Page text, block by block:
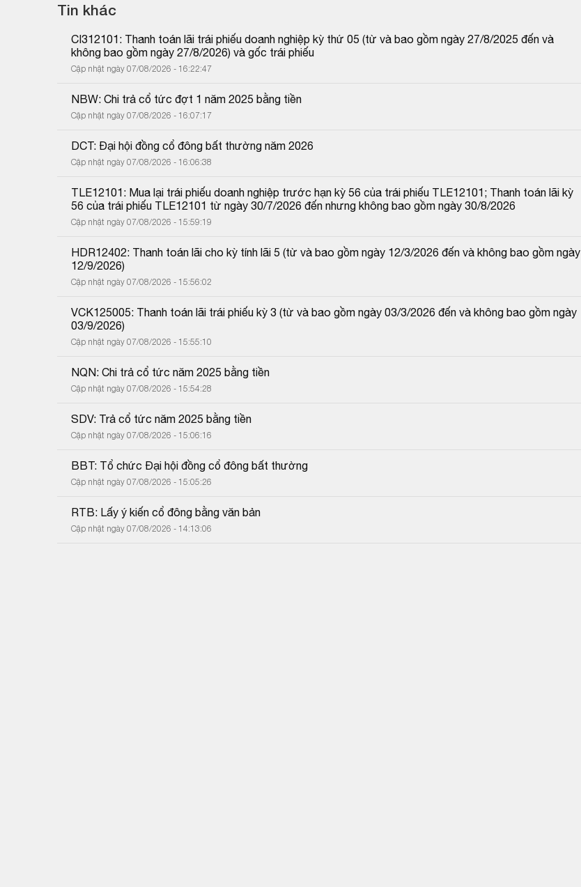
Tin khác
CI312101: Thanh toán lãi trái phiếu doanh nghiệp kỳ thứ 05 (từ và bao gồm ngày 27/8/2025 đến và
không bao gồm ngày 27/8/2026) và gốc trái phiếu
Cập nhật ngày 07/08/2026 - 16:22:47
NBW: Chi trả cổ tức đợt 1 năm 2025 bằng tiền
Cập nhật ngày 07/08/2026 - 16:07:17
DCT: Đại hội đồng cổ đông bất thường năm 2026
Cập nhật ngày 07/08/2026 - 16:06:38
TLE12101: Mua lại trái phiếu doanh nghiệp trước hạn kỳ 56 của trái phiếu TLE12101; Thanh toán lãi kỳ
56 của trái phiếu TLE12101 từ ngày 30/7/2026 đến nhưng không bao gồm ngày 30/8/2026
Cập nhật ngày 07/08/2026 - 15:59:19
HDR12402: Thanh toán lãi cho kỳ tính lãi 5 (từ và bao gồm ngày 12/3/2026 đến và không bao gồm ngày
12/9/2026)
Cập nhật ngày 07/08/2026 - 15:56:02
VCK125005: Thanh toán lãi trái phiếu kỳ 3 (từ và bao gồm ngày 03/3/2026 đến và không bao gồm ngày
03/9/2026)
Cập nhật ngày 07/08/2026 - 15:55:10
NQN: Chi trả cổ tức năm 2025 bằng tiền
Cập nhật ngày 07/08/2026 - 15:54:28
SDV: Trả cổ tức năm 2025 bằng tiền
Cập nhật ngày 07/08/2026 - 15:06:16
BBT: Tổ chức Đại hội đồng cổ đông bất thường
Cập nhật ngày 07/08/2026 - 15:05:26
RTB: Lấy ý kiến cổ đông bằng văn bản
Cập nhật ngày 07/08/2026 - 14:13:06